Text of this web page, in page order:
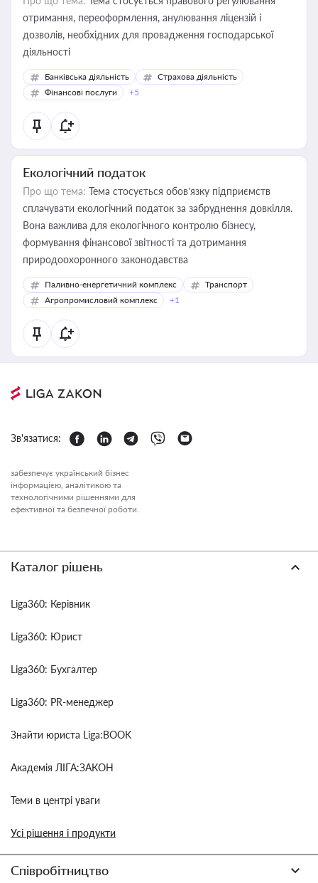
отримання, переоформлення, анулювання ліцензій і
дозволів, необхідних для провадження господарської
діяльності
Банківська діяльність
Страхова діяльність
Фінансові послуги
+5
Екологічний податок
Про що тема: Тема стосується обов’язку підприємств
сплачувати екологічний податок за забруднення довкілля.
Вона важлива для екологічного контролю бізнесу,
формування фінансової звітності та дотримання
природоохоронного законодавства
Паливно-енергетичний комплекс
Транспорт
Агропромисловий комплекс
+1
Зв'язатися:
забезпечує український бізнес
інформацією, аналітикою та
технологічними рішеннями для
ефективної та безпечної роботи.
Каталог рішень
Liga360: Керівник
Liga360: Юрист
Liga360: Бухгалтер
Liga360: PR-менеджер
Знайти юриста Liga:BOOK
Академія ЛІГА:ЗАКОН
Теми в центрі уваги
Усі рішення і продукти
Співробітництво